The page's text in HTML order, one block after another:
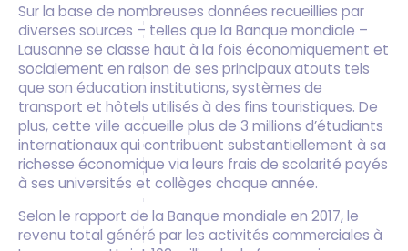
Sur la base de nombreuses données recueillies par
diverses sources – telles que la Banque mondiale –
Lausanne se classe haut à la fois économiquement et
socialement en raison de ses principaux atouts tels
que son éducation institutions, systèmes de
transport et hôtels utilisés à des fins touristiques. De
plus, cette ville accueille plus de 3 millions d’étudiants
internationaux qui contribuent substantiellement à sa
richesse économique via leurs frais de scolarité payés
à ses universités et collèges chaque année.
Selon le rapport de la Banque mondiale en 2017, le
revenu total généré par les activités commerciales à